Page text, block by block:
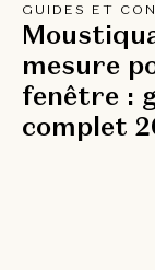
GUIDES ET
mesure
fenêtre :
complet